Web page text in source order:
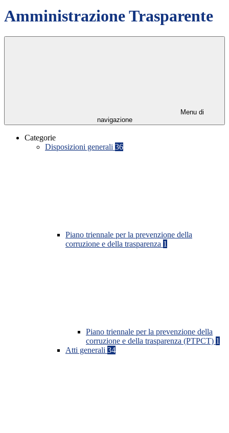
Amministrazione Trasparente
Menu di
navigazione
Categorie
Disposizioni generali 36
Piano triennale per la prevenzione della
corruzione e della trasparenza 1
Piano triennale per la prevenzione della
corruzione e della trasparenza (PTPCT) 1
Atti generali 34